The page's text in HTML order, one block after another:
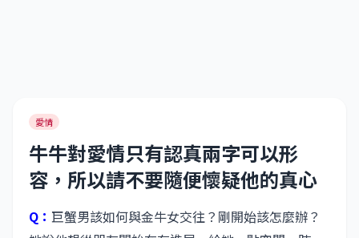
愛情
牛牛對愛情只有認真兩字可以形
容，所以請不要隨便懷疑他的真心
Q： 巨蟹男該如何與金牛女交往？剛開始該怎麼辦？